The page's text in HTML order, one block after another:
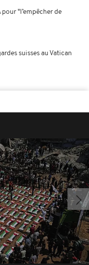
pour "l’empêcher de
suisses au Vatican